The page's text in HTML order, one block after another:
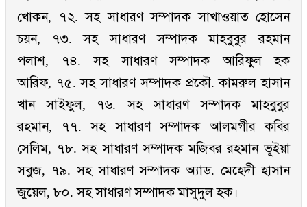
খোকন, ৭২. সহ সাধারণ সম্পাদক সাখাওয়াত হোসেন
চয়ন, ৭৩. সহ সাধারণ সম্পাদক মাহবুবুর রহমান
পলাশ, ৭৪. সহ সাধারণ সম্পাদক আরিফুল হক
আরিফ, ৭৫. সহ সাধারণ সম্পাদক প্রকৌ. কামরুল হাসান
খান সাইফুল, ৭৬. সহ সাধারণ সম্পাদক মাহবুবুর
রহমান, ৭৭. সহ সাধারণ সম্পাদক আলমগীর কবির
সেলিম, ৭৮. সহ সাধারণ সম্পাদক মজিবর রহমান ভূইয়া
সবুজ, ৭৯. সহ সাধারণ সম্পাদক অ্যাড. মেহেদী হাসান
জুয়েল, ৮০. সহ সাধারণ সম্পাদক মাসুদুল হক।